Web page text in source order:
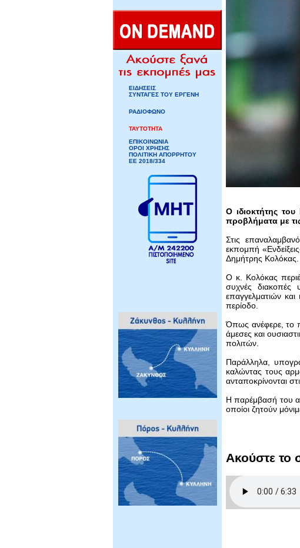
ΕΙΔΗΣΕΙΣ
ΣΥΝΤΑΓΕΣ ΤΟΥ ΕΡΓΕΝΗ
ΡΑΔΙΟΦΩΝΟ
ΤΑΥΤΟΤΗΤΑ
ΕΠΙΚΟΙΝΩΝΙΑ
ΟΡΟΙ ΧΡΗΣΗΣ
ΠΟΛΙΤΙΚΗ ΑΠΟΡΡΗΤΟΥ
ΕΕ 2018/334
Ο ιδιοκτήτης του
προβλήματα με
Στις
εκπομπή
Δημήτρης Κολόκας.
Ο κ. Κολόκας
συχνές διακοπές
επαγγελματιών
περίοδο.
Όπως ανέφερε, το
άμεσες και
πολιτών.
Παράλληλα,
καλώντας τους
ανταποκρίνονται
Η παρέμβασή του
οποίοι ζητούν
Ακούστε το